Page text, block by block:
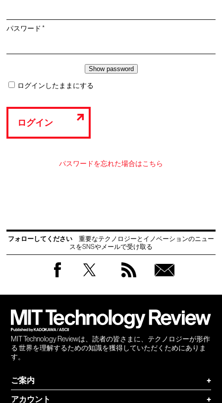
パスワード*必
ログインしたままにする
ログイン
パスワードを忘れた場合はこちら
フォローしてください
重要なテクノロジーとイノベーションのニュー
スをSNSやメールで受け取る
MIT Technology Reviewは、読者の皆さまに、テクノロジーが形作
る 世界を理解するための知識を獲得していただくためにありま
す。
ご案内
+
アカウント
+